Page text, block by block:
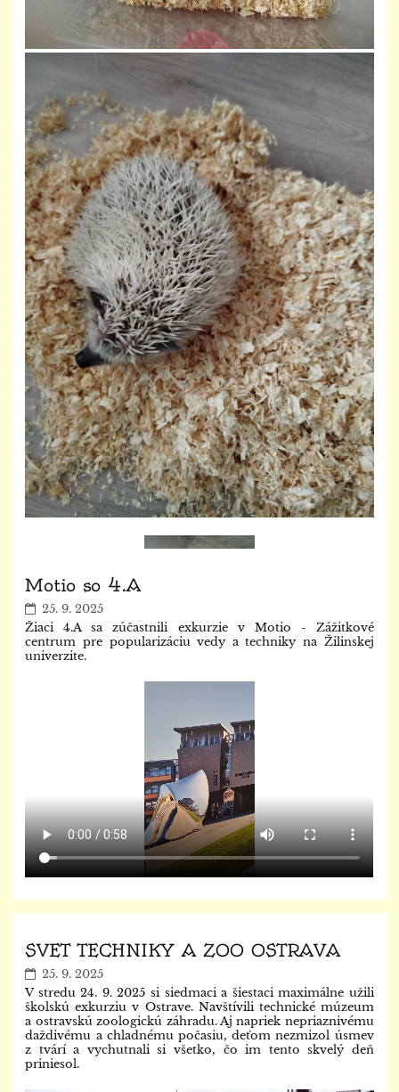
Motio so 4.A
25. 9. 2025
Žiaci 4.A sa zúčastnili exkurzie v Motio - Zážitkové
centrum pre popularizáciu vedy a techniky na Žilinskej
univerzite.
SVET TECHNIKY A ZOO OSTRAVA
25. 9. 2025
V stredu 24. 9. 2025 si siedmaci a šiestaci maximálne užili
školskú exkurziu v Ostrave. Navštívili technické múzeum
a ostravskú zoologickú záhradu. Aj napriek nepriaznivému
daždivému a chladnému počasiu, deťom nezmizol úsmev
z tvárí a vychutnali si všetko, čo im tento skvelý deň
priniesol.